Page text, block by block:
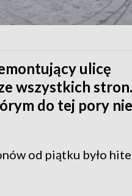
ulicę
wszystkich stron.
do tej pory nie
od piątku było